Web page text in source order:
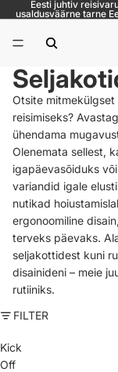
Eesti juhtiv
usaldusväärne tarne
Otsite
reisimiseks?
ühendama
Olenemata sellest,
igapäevasõiduks
variandid igale
nutikad
ergonoomiline
terveks päevaks.
seljakottidest kuni
disainideni – meie
rutiiniks.
FILTER
Kick
Off